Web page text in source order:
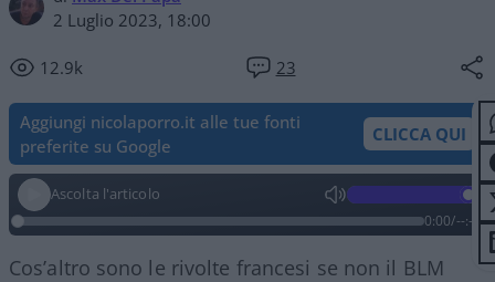
2 Luglio 2023, 18:00
12.9k 23
Aggiungi nicolaporro.it alle tue fonti
preferite su Google
CLICCA QUI
Ascolta l'articolo
0:00/--:--
Cos’altro sono le rivolte francesi se non il BLM